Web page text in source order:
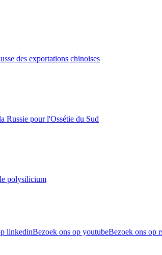
des exportations chinoises
Russie pour l'Ossétie du Sud
polysilicium
linkedinBezoek ons op youtubeBezoek ons op